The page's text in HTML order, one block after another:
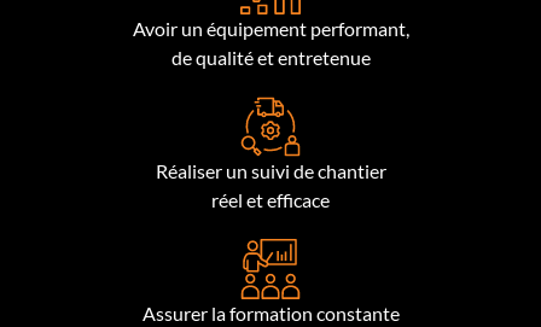
Avoir un équipement performant,
de qualité et entretenue
Réaliser un suivi de chantier
réel et efficace
Assurer la formation constante